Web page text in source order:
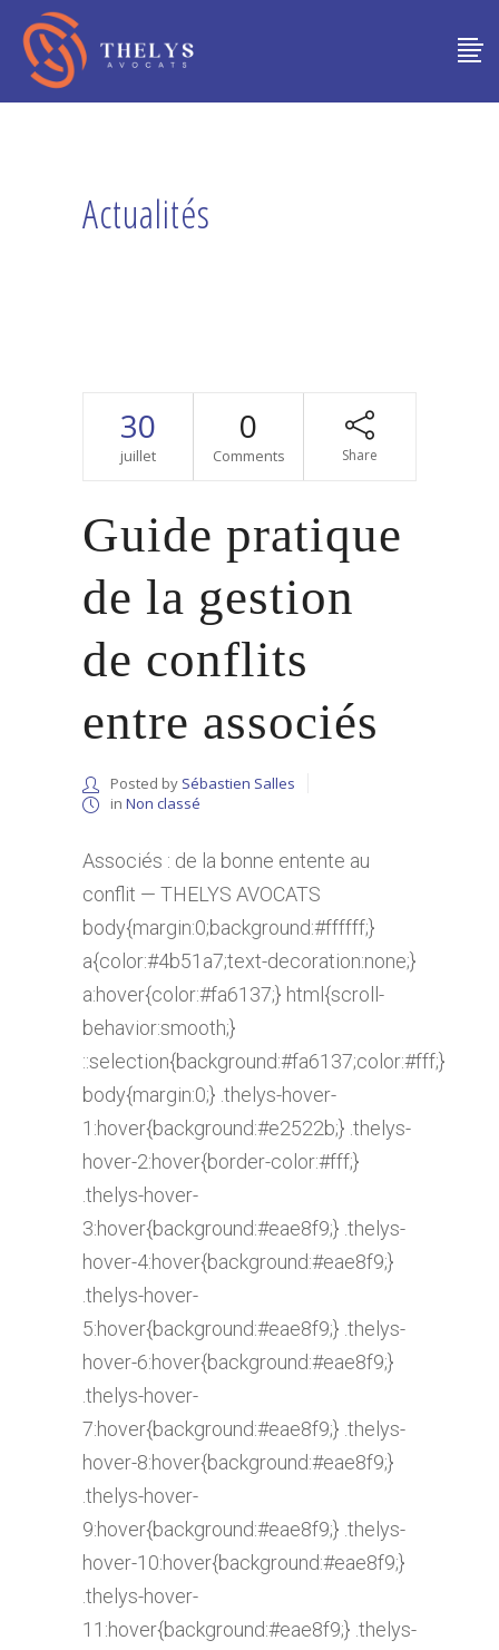
Actualités
30
juillet
0
Comments Share
Guide pratique
de la gestion
de conflits
entre associés
Posted by Sébastien Salles
in Non classé
Associés : de la bonne entente au
conflit — THELYS AVOCATS
body{margin:0;background:#ffffff;}
a{color:#4b51a7;text-decoration:none;}
a:hover{color:#fa6137;} html{scroll-
behavior:smooth;}
::selection{background:#fa6137;color:#fff;}
body{margin:0;} .thelys-hover-
1:hover{background:#e2522b;} .thelys-
hover-2:hover{border-color:#fff;}
.thelys-hover-
3:hover{background:#eae8f9;} .thelys-
hover-4:hover{background:#eae8f9;}
.thelys-hover-
5:hover{background:#eae8f9;} .thelys-
hover-6:hover{background:#eae8f9;}
.thelys-hover-
7:hover{background:#eae8f9;} .thelys-
hover-8:hover{background:#eae8f9;}
.thelys-hover-
9:hover{background:#eae8f9;} .thelys-
hover-10:hover{background:#eae8f9;}
.thelys-hover-
11:hover{background:#eae8f9;} .thelys-